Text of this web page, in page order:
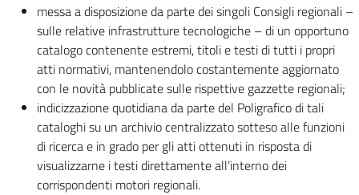
messa a disposizione da parte dei singoli Consigli regionali –
sulle relative infrastrutture tecnologiche – di un opportuno
catalogo contenente estremi, titoli e testi di tutti i propri
atti normativi, mantenendolo costantemente aggiornato
con le novità pubblicate sulle rispettive gazzette regionali;
indicizzazione quotidiana da parte del Poligrafico di tali
cataloghi su un archivio centralizzato sotteso alle funzioni
di ricerca e in grado per gli atti ottenuti in risposta di
visualizzarne i testi direttamente all’interno dei
corrispondenti motori regionali.